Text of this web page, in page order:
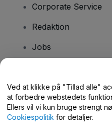
Corporate Service
Redaktion
Jobs
Har du spørgsmål?
Hjælpecenter /
Ved at klikke på "Tillad alle"
at forbedre webstedets
Ellers vil vi kun bruge strengt
Cookiespolitik for detaljer.